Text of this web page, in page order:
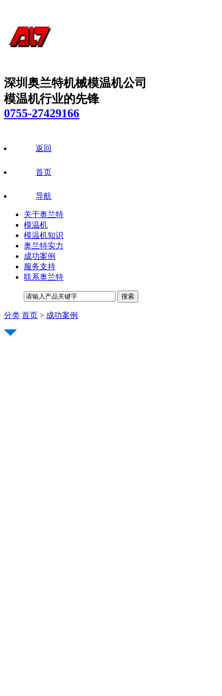
深圳奥兰特机械模温机公司
模温机行业的先锋
0755-27429166
返回
首页
导航
关于奥兰特
模温机
模温机知识
奥兰特实力
成功案例
服务支持
联系奥兰特
分类 首页 > 成功案例